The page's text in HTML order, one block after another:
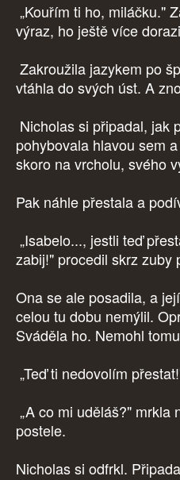
„Kouřím ti ho, miláčku."
výraz, ho ještě více
Zakroužila jazykem po
vtáhla do svých úst. A
Nicholas si připadal, jak
pohybovala hlavou sem
skoro na vrcholu, svého
Pak náhle přestala a
„Isabelo..., jestli teď
zabij!" procedil skrz zuby
Ona se ale posadila, a
celou tu dobu nemýlil.
Sváděla ho. Nemohl
„Teď ti nedovolím
„A co mi uděláš?" mrkla
postele.
Nicholas si odfrkl.